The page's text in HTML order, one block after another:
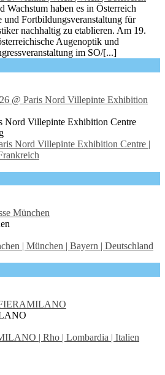
haben es in Österreich
und Fortbildungsveranstaltung für
nachhaltig zu etablieren. Am 19.
Augenoptik und
im SO/[...]
@ Paris Nord Villepinte Exhibition
Nord Villepinte Exhibition Centre
München